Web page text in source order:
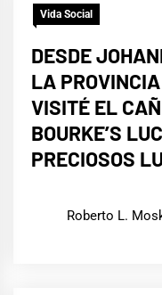
Vida Social
DESDE
LA
VISITÉ EL
BOURKE’S
PRECIOSOS
Roberto L.